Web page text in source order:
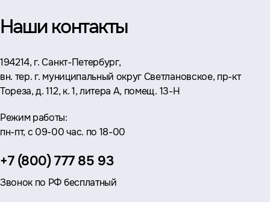
Наши контакты
Адрес:
194214, г. Санкт-Петербург,
вн. тер. г. муниципальный округ Светлановское, пр-кт
Тореза, д. 112, к. 1, литера А, помещ. 13-Н
Режим работы:
пн-пт, с 09-00 час. по 18-00
Телефон:
+7 (800) 777 85 93
Звонок по РФ бесплатный